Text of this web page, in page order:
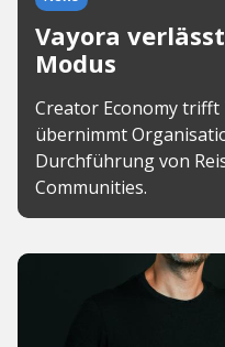
Vayora
Modus
Creator Economy trifft
übernimmt
Durchführung von
Communities.